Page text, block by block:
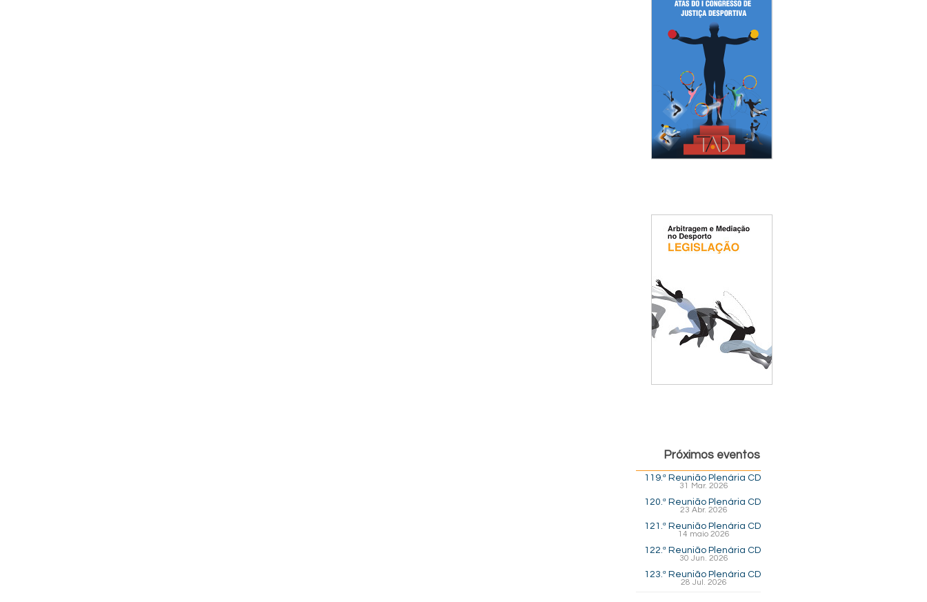
Próximos eventos
119.ª Reunião Plenária CD
31 Mar. 2026
120.ª Reunião Plenária CD
23 Abr. 2026
121.ª Reunião Plenária CD
14 maio 2026
122.ª Reunião Plenária CD
30 Jun. 2026
123.ª Reunião Plenária CD
28 Jul. 2026